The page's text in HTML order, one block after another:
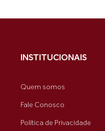
INSTITUCIONAIS
Quem somos
Fale Conosco
Política de Privacidade